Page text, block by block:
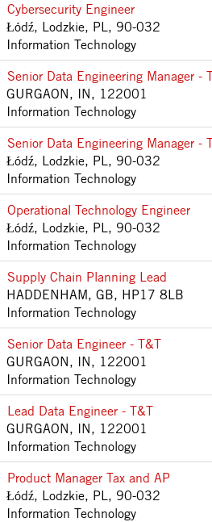
Cybersecurity Engineer
Łódź, Lodzkie, PL, 90-032
Information Technology
Senior Data Engineering Manager -
GURGAON, IN, 122001
Information Technology
Senior Data Engineering Manager -
Łódź, Lodzkie, PL, 90-032
Information Technology
Operational Technology Engineer
Łódź, Lodzkie, PL, 90-032
Information Technology
Supply Chain Planning Lead
HADDENHAM, GB, HP17 8LB
Information Technology
Senior Data Engineer - T&T
GURGAON, IN, 122001
Information Technology
Lead Data Engineer - T&T
GURGAON, IN, 122001
Information Technology
Product Manager Tax and AP
Łódź, Lodzkie, PL, 90-032
Information Technology